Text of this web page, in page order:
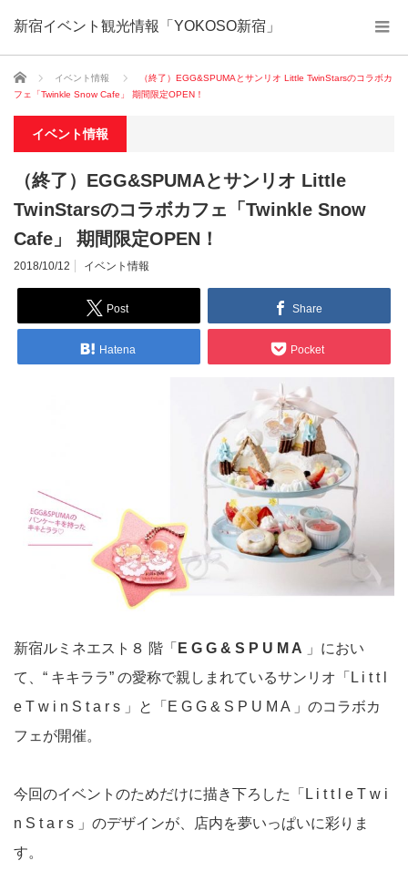
新宿イベント観光情報「YOKOSO新宿」
ホーム イベント情報
（終了）EGG&SPUMAとサンリオ Little TwinStarsのコラボカ
フェ「Twinkle Snow Cafe」 期間限定OPEN！
イベント情報
（終了）EGG&SPUMAとサンリオ Little
TwinStarsのコラボカフェ「Twinkle Snow
Cafe」 期間限定OPEN！
2018/10/12 イベント情報
Post Share
Hatena Pocket
新宿ルミネエスト８ 階「 E G G & S P U M A 」におい
て、“ キキララ” の愛称で親しまれているサンリオ「L i t t l
e T w i n S t a r s 」と「E G G & S P U M A 」のコラボカ
フェが開催。
今回のイベントのためだけに描き下ろした「L i t t l e T w i
n S t a r s 」のデザインが、店内を夢いっぱいに彩りま
す。